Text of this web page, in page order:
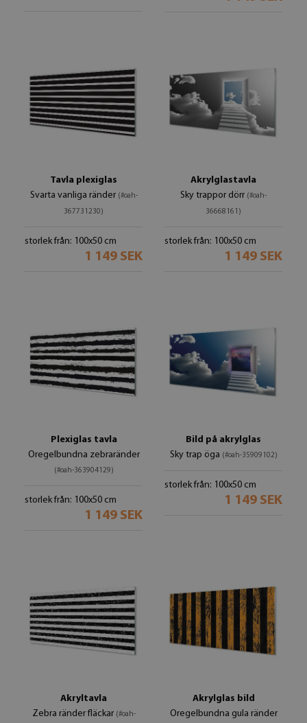
Tavla plexiglas
Svarta vanliga ränder (#oah-
367731230)
storlek från: 100x50 cm
1 149 SEK
Akrylglastavla
Sky trappor dörr (#oah-
36668161)
storlek från: 100x50 cm
1 149 SEK
Plexiglas tavla
Oregelbundna zebraränder
(#oah-363904129)
storlek från: 100x50 cm
1 149 SEK
Bild på akrylglas
Sky trap öga (#oah-35909102)
storlek från: 100x50 cm
1 149 SEK
Akryltavla
Zebra ränder fläckar (#oah-
Akrylglas bild
Oregelbundna gula ränder